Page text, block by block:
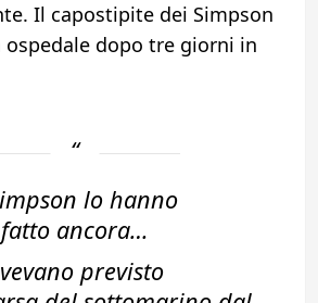
Il capostipite dei Simpson
ospedale dopo tre giorni in
lo hanno
fatto ancora…
previsto